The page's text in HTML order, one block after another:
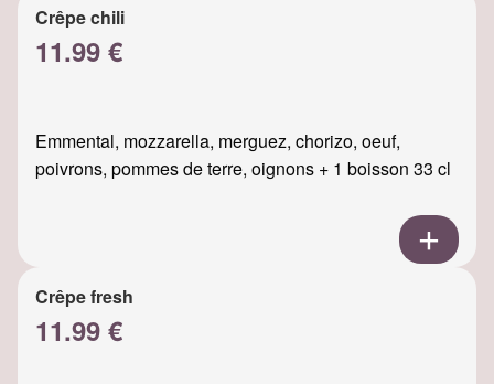
Crêpe chili
11.99 €
Emmental, mozzarella, merguez, chorizo, oeuf,
poivrons, pommes de terre, oignons + 1 boisson 33 cl
Crêpe fresh
11.99 €